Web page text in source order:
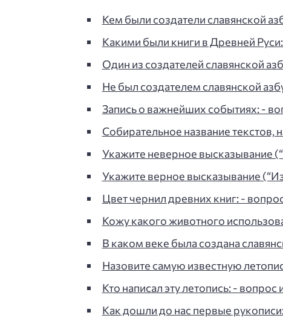
Кем были создатели славянской
Какими были книги в Древней Руси:
Один из создателей славянской
Не был создателем славянской
Запись о важнейших событиях: -
Собирательное название текстов,
Укажите неверное высказывание
Укажите верное высказывание
Цвет чернил древних книг: - вопрос
Кожу какого животного
В каком веке была создана
Назовите самую известную
Кто написал эту летопись: - вопрос
Как дошли до нас первые